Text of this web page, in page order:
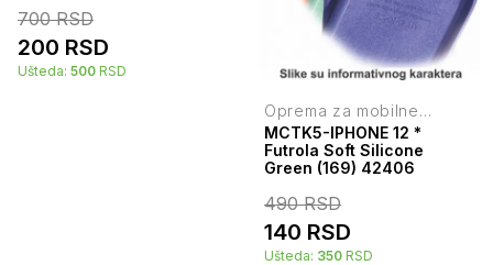
700RSD
200 RSD
Ušteda: 500 RSD
Oprema za mobilne
telefone
MCTK5-IPHONE 12 *
Futrola Soft Silicone
Green (169) 42406
490RSD
140 RSD
Ušteda: 350 RSD